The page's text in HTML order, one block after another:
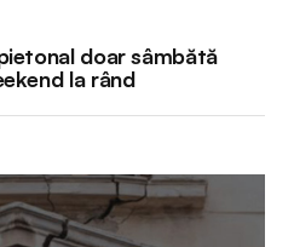
doar sâmbătă
la rând